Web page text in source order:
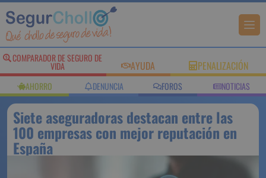
COMPARADOR DE SEGURO DE
VIDA AYUDA PENALIZACIÓN
AHORRO DENUNCIA FOROS NOTICIAS
Siete aseguradoras destacan entre las
100 empresas con mejor reputación en
España